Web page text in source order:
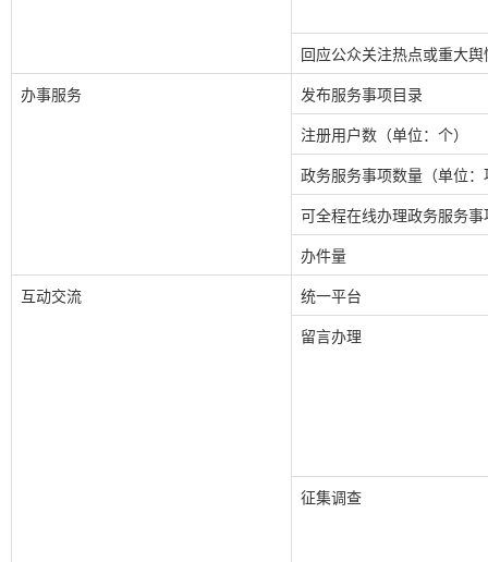
回应公众关注热点或重大
办事服务
发布服务事项目录
注册用户数（单位：个）
政务服务事项数量（单位：
可全程在线办理政务服务
办件量
互动交流
统一平台
留言办理
征集调查